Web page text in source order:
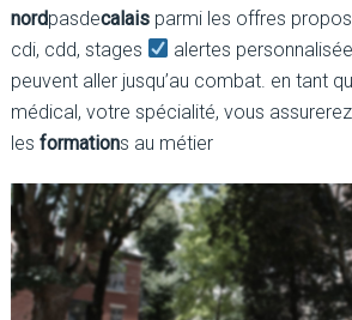
nordpasdecalaisparmi les offres
cdi, cdd, stages
alertes
peuvent aller jusqu’au combat. en tant
médical, votre spécialité, vous
les formations au métier